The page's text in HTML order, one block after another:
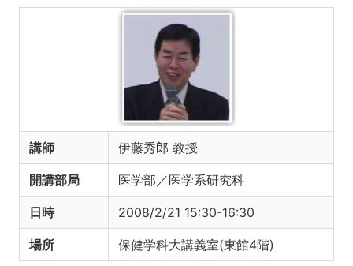
講師 伊藤秀郎 教授
開講部局 医学部／医学系研究科
日時 2008/2/21 15:30-16:30
場所 保健学科大講義室(東館4階)